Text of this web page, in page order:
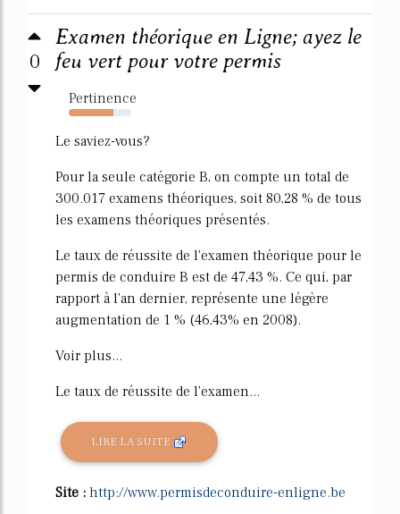
0
Examen théorique en Ligne; ayez le
feu vert pour votre permis
Pertinence
71%
Le saviez-vous?
Pour la seule catégorie B, on compte un total de
300.017 examens théoriques, soit 80,28 % de tous
les examens théoriques présentés.
Le taux de réussite de l'examen théorique pour le
permis de conduire B est de 47,43 %. Ce qui, par
rapport à l'an dernier, représente une légère
augmentation de 1 % (46,43% en 2008).
Voir plus...
Le taux de réussite de l'examen...
LIRE LA SUITE
Site : http://www.permisdeconduire-enligne.be